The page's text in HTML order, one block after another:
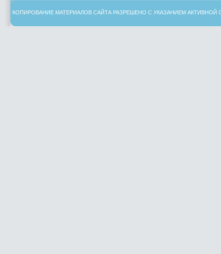
КОПИРОВАНИЕ МАТЕРИАЛОВ САЙТА РАЗРЕШЕНО С УКАЗАНИЕМ АКТИВНОЙ